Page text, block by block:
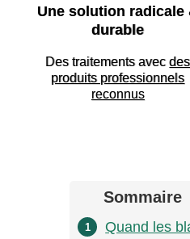
Une solution radicale
durable
Des traitements avecdes
produits professionnels
reconnus
Sommaire
1 Quand les